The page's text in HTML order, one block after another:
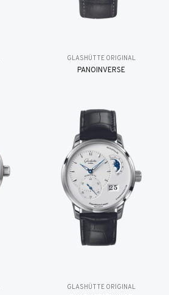
GLASHÜTTE ORIGINAL
PANOINVERSE
GLASHÜTTE ORIGINAL